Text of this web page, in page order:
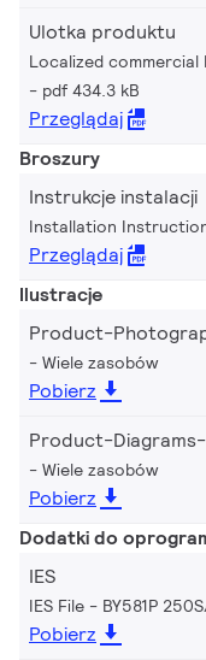
Ulotka produktu
Localized commercial
pdf 434.3 kB
Przeglądaj
Broszury
Instrukcje instalacji
Installation
Przeglądaj
Ilustracje
Product-
Wiele zasobów
Pobierz
Product-Diagrams-
Wiele zasobów
Pobierz
Dodatki do
IES
IES File - BY581P
Pobierz